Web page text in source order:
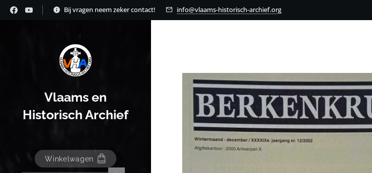
Bij vragen neem zeker contact! info@vlaams-historisch-archief.org
Vlaams en
Historisch Archief
Winkelwagen